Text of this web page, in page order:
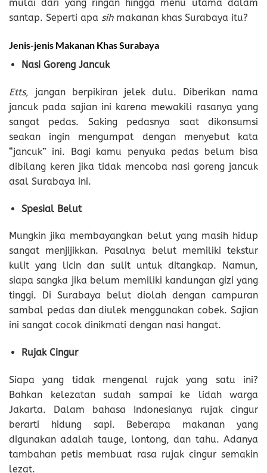
mulai dari yang ringan hingga menu utama dalam
santap. Seperti apa sih makanan khas Surabaya itu?
Jenis-jenis Makanan Khas Surabaya
Nasi Goreng Jancuk
Etts, jangan berpikiran jelek dulu. Diberikan nama
jancuk pada sajian ini karena mewakili rasanya yang
sangat pedas. Saking pedasnya saat dikonsumsi
seakan ingin mengumpat dengan menyebut kata
“jancuk” ini. Bagi kamu penyuka pedas belum bisa
dibilang keren jika tidak mencoba nasi goreng jancuk
asal Surabaya ini.
Spesial Belut
Mungkin jika membayangkan belut yang masih hidup
sangat menjijikkan. Pasalnya belut memiliki tekstur
kulit yang licin dan sulit untuk ditangkap. Namun,
siapa sangka jika belum memiliki kandungan gizi yang
tinggi. Di Surabaya belut diolah dengan campuran
sambal pedas dan diulek menggunakan cobek. Sajian
ini sangat cocok dinikmati dengan nasi hangat.
Rujak Cingur
Siapa yang tidak mengenal rujak yang satu ini?
Bahkan kelezatan sudah sampai ke lidah warga
Jakarta. Dalam bahasa Indonesianya rujak cingur
berarti hidung sapi. Beberapa makanan yang
digunakan adalah tauge, lontong, dan tahu. Adanya
tambahan petis membuat rasa rujak cingur semakin
lezat.